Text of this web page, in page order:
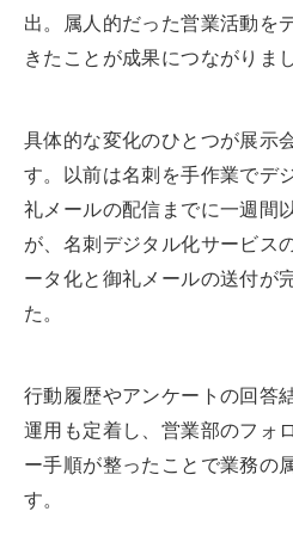
出。属人的だった営業活動を
きたことが成果につながりま
具体的な変化のひとつが展示
す。以前は名刺を手作業でデ
礼メールの配信までに一週間
が、名刺デジタル化サービス
ータ化と御礼メールの送付が
た。
行動履歴やアンケートの回答
運用も定着し、営業部のフォ
ー手順が整ったことで業務の
す。